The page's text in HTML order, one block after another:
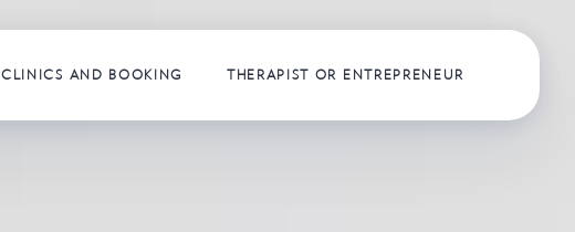
CLINICS AND BOOKING THERAPIST OR ENTREPRENEUR